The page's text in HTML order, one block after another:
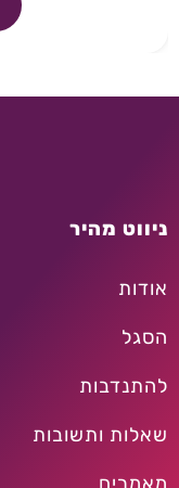
ניווט מהיר
אודות
הסגל
להתנדבות
שאלות ותשובות